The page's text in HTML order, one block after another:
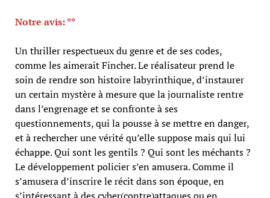
Notre avis: **
Un thriller respectueux du genre et de ses codes,
comme les aimerait Fincher. Le réalisateur prend le
soin de rendre son histoire labyrinthique, d’instaurer
un certain mystère à mesure que la journaliste rentre
dans l’engrenage et se confronte à ses
questionnements, qui la pousse à se mettre en danger,
et à rechercher une vérité qu’elle suppose mais qui lui
échappe. Qui sont les gentils ? Qui sont les méchants ?
Le développement policier s’en amusera. Comme il
s’amusera d’inscrire le récit dans son époque, en